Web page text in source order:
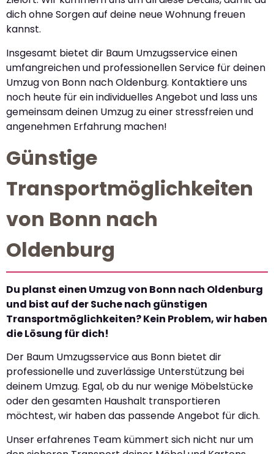
dich ohne Sorgen auf deine neue Wohnung freuen
kannst.
Insgesamt bietet dir Baum Umzugsservice einen
umfangreichen und professionellen Service für deinen
Umzug von Bonn nach Oldenburg. Kontaktiere uns
noch heute für ein individuelles Angebot und lass uns
gemeinsam deinen Umzug zu einer stressfreien und
angenehmen Erfahrung machen!
Günstige
Transportmöglichkeiten
von Bonn nach
Oldenburg
Du planst einen Umzug von Bonn nach Oldenburg
und bist auf der Suche nach günstigen
Transportmöglichkeiten? Kein Problem, wir haben
die Lösung für dich!
Der Baum Umzugsservice aus Bonn bietet dir
professionelle und zuverlässige Unterstützung bei
deinem Umzug. Egal, ob du nur wenige Möbelstücke
oder den gesamten Haushalt transportieren
möchtest, wir haben das passende Angebot für dich.
Unser erfahrenes Team kümmert sich nicht nur um